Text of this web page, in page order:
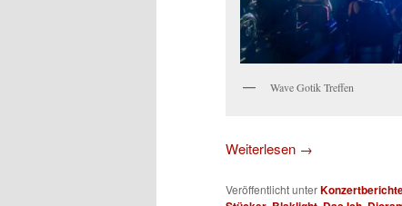
Wave Gotik Treffen
Weiterlesen →
Veröffentlicht unter